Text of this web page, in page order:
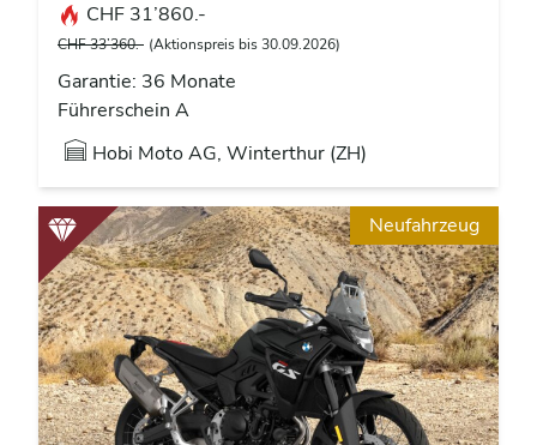
CHF 31’860.-
CHF 33’360.- (Aktionspreis bis 30.09.2026)
Garantie: 36 Monate
Führerschein A
Hobi Moto AG, Winterthur (ZH)
Neufahrzeug